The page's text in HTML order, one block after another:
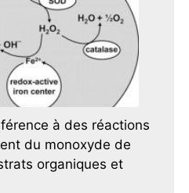
à des réactions
du monoxyde de
organiques et